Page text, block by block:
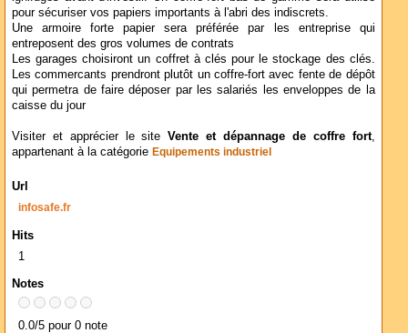
pour sécuriser vos papiers importants à l'abri des indiscrets.
Une armoire forte papier sera préférée par les entreprise qui
entreposent des gros volumes de contrats
Les garages choisiront un coffret à clés pour le stockage des clés.
Les commercants prendront plutôt un coffre-fort avec fente de dépôt
qui permetra de faire déposer par les salariés les enveloppes de la
caisse du jour
Visiter et apprécier le siteVente et dépannage de coffre fort,
appartenant à la catégorie Equipements industriel
Url
infosafe.fr
Hits
1
Notes
0.0/5 pour 0 note